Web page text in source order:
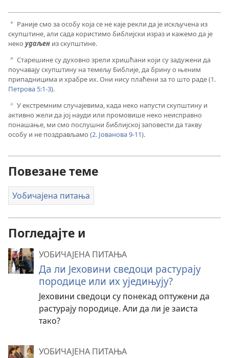
a Раније смо за особу која се не каје рекли да је искључена из
скупштине, али сада користимо библијски израз и кажемо да је
неко удаљен из скупштине.
b Старешине су духовно зрели хришћани који су задужени да
поучавају скупштину на темељу Библије, да брину о њеним
припадницима и храбре их. Они нису плаћени за то што раде (1.
Петрова 5:1-3).
c У екстремним случајевима, када неко напусти скупштину и
активно жели да јој науди или промовише неко неисправно
понашање, ми смо послушни библијској заповести да такву
особу и не поздрављамо (2. Јованова 9-11).
Повезане теме
Уобичајена питања
Погледајте и
УОБИЧАЈЕНА ПИТАЊА
Да ли Јеховини сведоци растурају
породице или их уједињују?
Јеховини сведоци су понекад оптужени да
растурају породице. Али да ли је заиста
тако?
УОБИЧАЈЕНА ПИТАЊА